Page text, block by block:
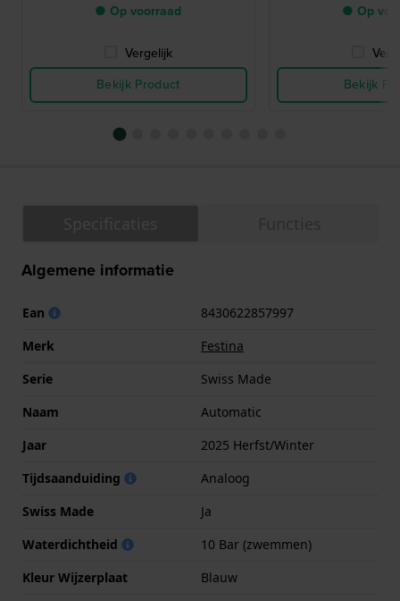
● Op voorraad
Vergelijk
Bekijk Product
● Op
Bekijk
Algemene informatie
Ean
8430622857997
Merk
Festina
Serie
Swiss Made
Naam
Automatic
Jaar
2025 Herfst/Winter
Tijdsaanduiding
Analoog
Swiss Made
Ja
Waterdichtheid
10 Bar (zwemmen)
Kleur Wijzerplaat
Blauw